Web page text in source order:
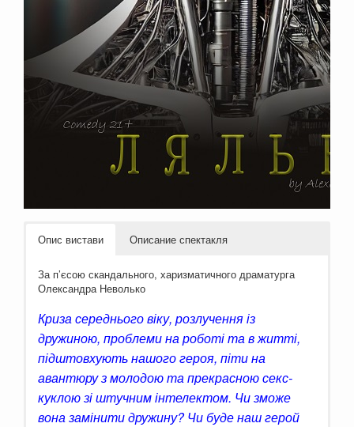
Опис вистави Описание спектакля
За п’єсою скандального, харизматичного драматурга
Олександра Неволько
Криза середнього віку, розлучення із
дружиною, проблеми на роботі та в житті,
підштовхують нашого героя, піти на
авантюру з молодою та прекрасною секс-
куклою зі штучним інтелектом. Чи зможе
вона замінити дружину? Чи буде наш герой